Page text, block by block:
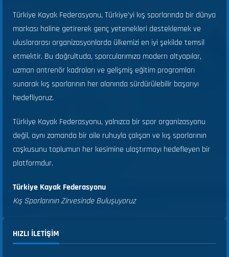
Türkiye Kayak Federasyonu, Türkiye’yi kış sporlarında bir dünya
markası haline getirerek genç yetenekleri desteklemek ve
uluslararası organizasyonlarda ülkemizi en iyi şekilde temsil
etmektir. Bu doğrultuda, sporcularımıza modern altyapılar,
uzman antrenör kadroları ve gelişmiş eğitim programları
sunarak kış sporlarının her alanında sürdürülebilir başarıyı
hedefliyoruz.
Türkiye Kayak Federasyonu, yalnızca bir spor organizasyonu
değil, aynı zamanda bir aile ruhuyla çalışan ve kış sporlarının
coşkusunu toplumun her kesimine ulaştırmayı hedefleyen bir
platformdur.
Türkiye Kayak Federasyonu
Kış Sporlarının Zirvesinde Buluşuyoruz
HIZLI ILETIŞIM